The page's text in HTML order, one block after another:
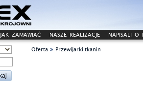
JAK ZAMAWIAĆ NASZE REALIZACJE NAPISALI O
Oferta » Przewijarki tkanin